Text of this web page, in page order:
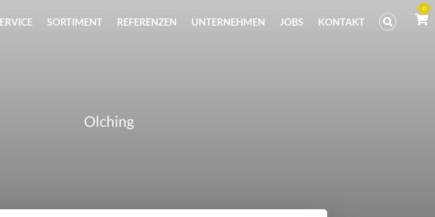
SORTIMENT REFERENZEN UNTERNEHMEN JOBS KONTAKT
Olching
0